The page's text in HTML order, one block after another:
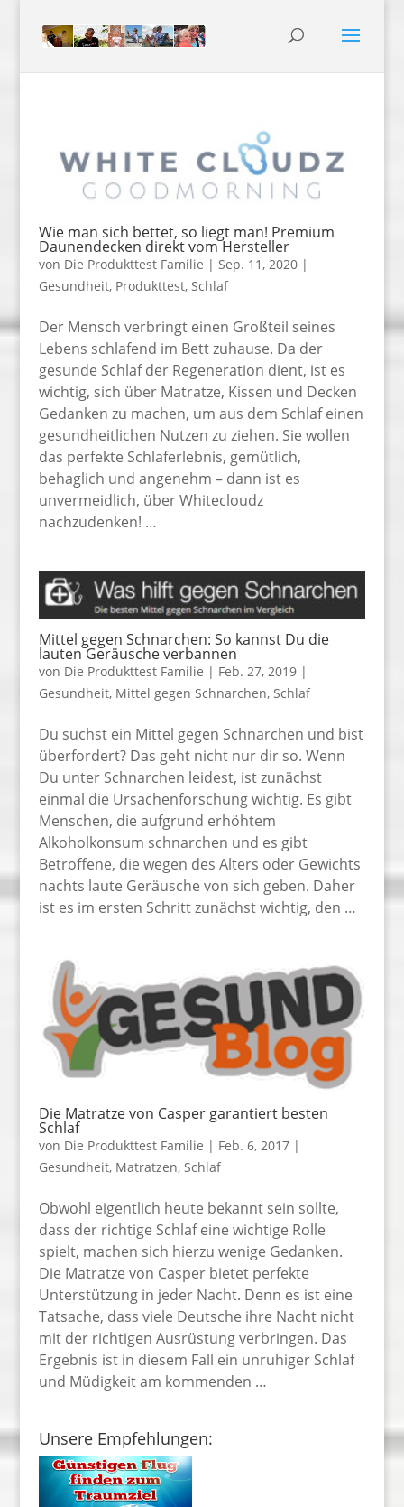
Wie man sich bettet, so liegt man! Premium
Daunendecken direkt vom Hersteller
von Die Produkttest Familie | Sep. 11, 2020|
Gesundheit, Produkttest, Schlaf
Der Mensch verbringt einen Großteil seines
Lebens schlafend im Bett zuhause. Da der
gesunde Schlaf der Regeneration dient, ist es
wichtig, sich über Matratze, Kissen und Decken
Gedanken zu machen, um aus dem Schlaf einen
gesundheitlichen Nutzen zu ziehen. Sie wollen
das perfekte Schlaferlebnis, gemütlich,
behaglich und angenehm – dann ist es
unvermeidlich, über Whitecloudz
nachzudenken! …
Mittel gegen Schnarchen: So kannst Du die
lauten Geräusche verbannen
von Die Produkttest Familie | Feb. 27, 2019|
Gesundheit, Mittel gegen Schnarchen, Schlaf
Du suchst ein Mittel gegen Schnarchen und bist
überfordert? Das geht nicht nur dir so. Wenn
Du unter Schnarchen leidest, ist zunächst
einmal die Ursachenforschung wichtig. Es gibt
Menschen, die aufgrund erhöhtem
Alkoholkonsum schnarchen und es gibt
Betroffene, die wegen des Alters oder Gewichts
nachts laute Geräusche von sich geben. Daher
ist es im ersten Schritt zunächst wichtig, den …
Die Matratze von Casper garantiert besten
Schlaf
von Die Produkttest Familie | Feb. 6, 2017|
Gesundheit, Matratzen, Schlaf
Obwohl eigentlich heute bekannt sein sollte,
dass der richtige Schlaf eine wichtige Rolle
spielt, machen sich hierzu wenige Gedanken.
Die Matratze von Casper bietet perfekte
Unterstützung in jeder Nacht. Denn es ist eine
Tatsache, dass viele Deutsche ihre Nacht nicht
mit der richtigen Ausrüstung verbringen. Das
Ergebnis ist in diesem Fall ein unruhiger Schlaf
und Müdigkeit am kommenden …
Unsere Empfehlungen: